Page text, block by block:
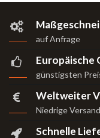
auf Anfrage
Europäische
günstigsten
Weltweiter
Niedrige
Schnelle